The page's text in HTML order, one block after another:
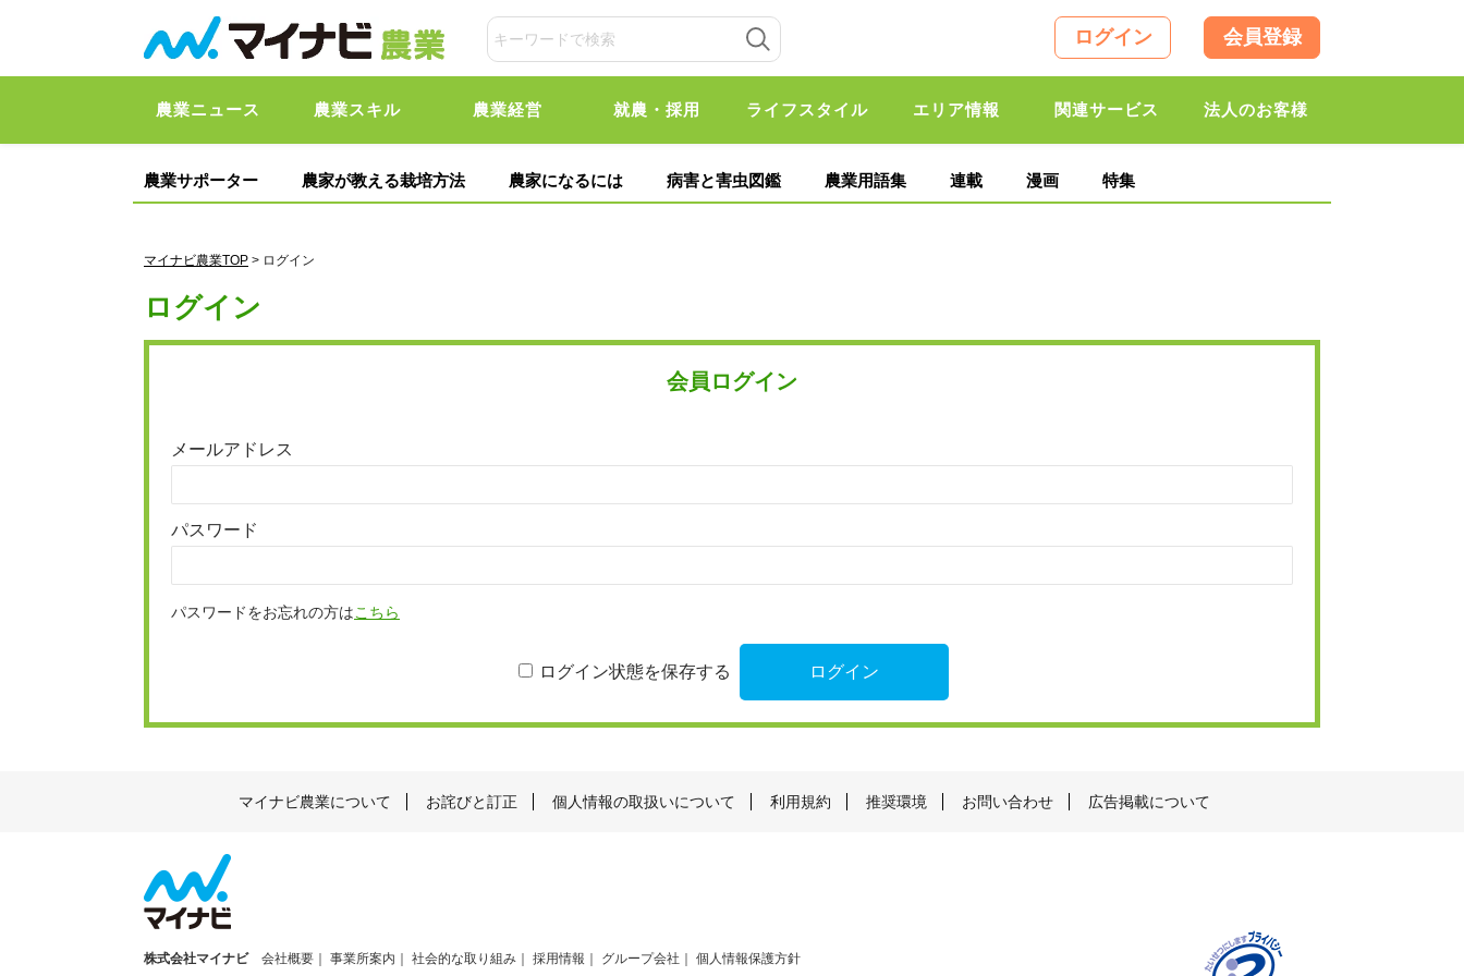
ログイン 会員登録
農業ニュース 農業スキル 農業経営 就農・採用 ライフスタイル エリア情報 関連サービス 法人のお客様
農業サポーター 農家が教える栽培方法 農家になるには 病害と害虫図鑑 農業用語集 連載 漫画 特集
マイナビ農業TOP > ログイン
ログイン
会員ログイン
メールアドレス
パスワード
パスワードをお忘れの方はこちら
ログイン状態を保存する
マイナビ農業について お詫びと訂正 個人情報の取扱いについて 利用規約 推奨環境 お問い合わせ 広告掲載について
株式会社マイナビ 会社概要 事業所案内 社会的な取り組み 採用情報 グループ会社 個人情報保護方針